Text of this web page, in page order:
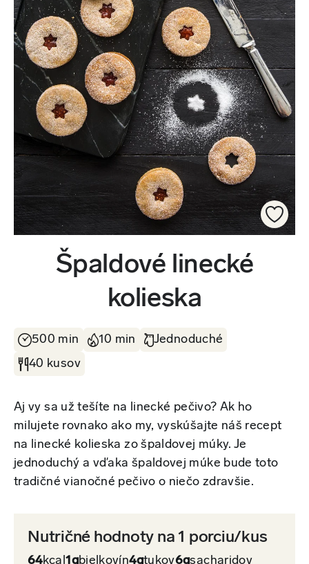
Špaldové linecké
kolieska
500 min 10 min
Jednoduché
40 kusov
Aj vy sa už tešíte na linecké pečivo? Ak ho
milujete rovnako ako my, vyskúšajte náš recept
na linecké kolieska zo špaldovej múky. Je
jednoduchý a vďaka špaldovej múke bude toto
tradičné vianočné pečivo o niečo zdravšie.
Nutričné hodnoty na 1 porciu/kus
64kcal1gbielkovín4gtukov6gsacharidov